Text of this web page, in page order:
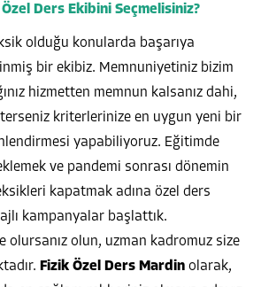
Ders Ekibini Seçmelisiniz?
olduğu konularda başarıya
bir ekibiz. Memnuniyetiniz bizim
hizmetten memnun kalsanız dahi,
kriterlerinize en uygun yeni bir
yapabiliyoruz. Eğitimde
ve pandemi sonrası dönemin
kapatmak adına özel ders
kampanyalar başlattık.
olursanız olun, uzman kadromuz size
Fizik Özel Ders Mardin olarak,